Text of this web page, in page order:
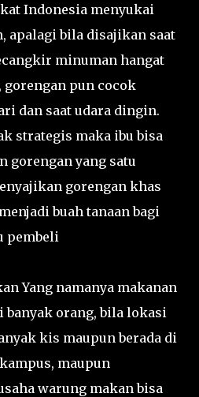
Indonesia menyukai
apalagi bila disajikan saat
minuman hangat
pun cocok
dan saat udara dingin.
strategis maka ibu bisa
gorengan yang satu
gorengan khas
buah tanaan bagi
pembeli
Yang namanya makanan
banyak orang, bila lokasi
kis maupun berada di
maupun
warung makan bisa